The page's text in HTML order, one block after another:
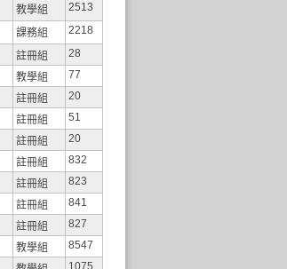
教學組
2513
課務組
2218
註冊組
28
教學組
77
註冊組
20
註冊組
51
註冊組
20
註冊組
832
註冊組
823
註冊組
841
註冊組
827
教學組
8547
1075